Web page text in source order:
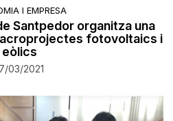
I EMPRESA
Santpedor organitza una
fotovoltaics i
eòlics
03/2021